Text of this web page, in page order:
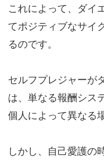
これによって、ダイ
てポジティブなサイ
るのです。
セルフプレジャーが
は、単なる報酬シス
個人によって異なる
しかし、自己愛護の